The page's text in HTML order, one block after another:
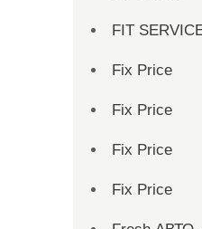
FIT
Fix Price
Fix Price
Fix Price
Fix Price